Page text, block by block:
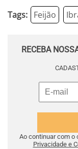
Tags: Feijão
RECEBA
Ao continuar com o
Privacidade e